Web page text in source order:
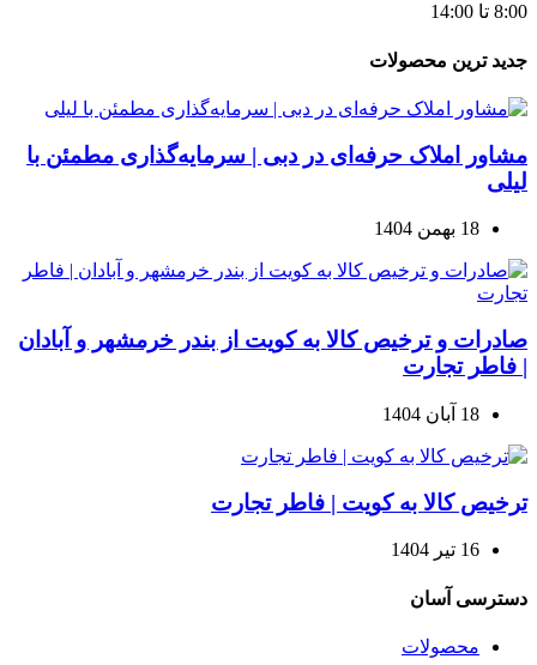
8:00 تا 14:00
جدید ترین محصولات
مشاور املاک حرفه‌ای در دبی | سرمایه‌گذاری مطمئن با
لیلی
18 بهمن 1404
صادرات و ترخیص کالا به کویت از بندر خرمشهر و آبادان
| فاطر تجارت
18 آبان 1404
ترخیص کالا به کویت | فاطر تجارت
16 تیر 1404
دسترسی آسان
محصولات